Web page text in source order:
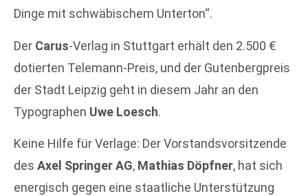
Dinge mit schwäbischem Unterton“.
Der Carus-Verlag in Stuttgart erhält den 2.500 €
dotierten Telemann-Preis, und der Gutenbergpreis
der Stadt Leipzig geht in diesem Jahr an den
Typographen Uwe Loesch.
Keine Hilfe für Verlage: Der Vorstandsvorsitzende
des Axel Springer AG, Mathias Döpfner, hat sich
energisch gegen eine staatliche Unterstützung